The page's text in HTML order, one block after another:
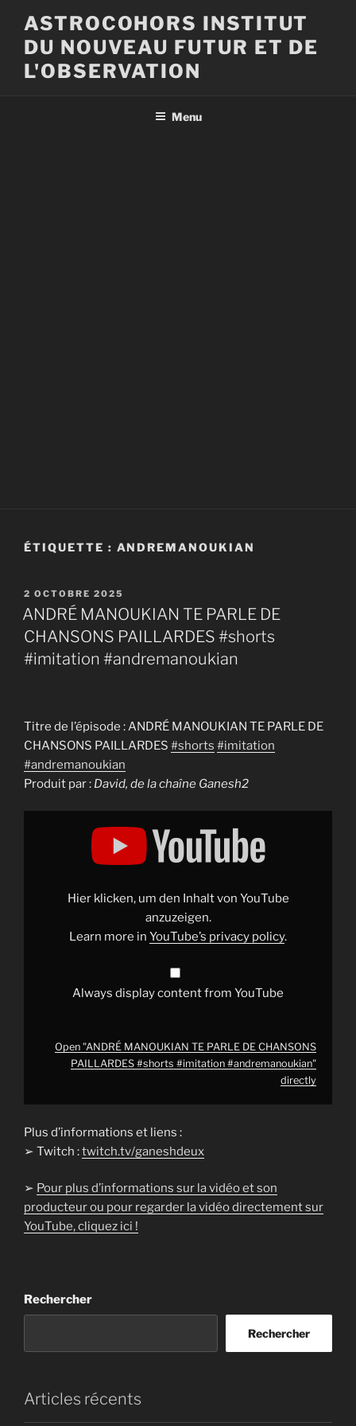
contenu
principal
ASTROCOHORS INSTITUT
DU NOUVEAU FUTUR ET DE
L'OBSERVATION
Menu
ÉTIQUETTE : ANDREMANOUKIAN
PUBLIÉ
LE
2 OCTOBRE 2025
ANDRÉ MANOUKIAN TE PARLE DE
CHANSONS PAILLARDES #shorts
#imitation #andremanoukian
Titre de l’épisode : ANDRÉ MANOUKIAN TE PARLE DE
CHANSONS PAILLARDES #shorts #imitation
#andremanoukian
Produit par : David, de la chaîne Ganesh2
Display
MANOUKIAN
PAILLARDESHier klicken, um den Inhalt von YouTube
anzuzeigen.
Learn more in YouTube’s privacy policy.
Always display content from YouTube
Open "ANDRÉ MANOUKIAN TE PARLE DE CHANSONS
PAILLARDES #shorts #imitation #andremanoukian"
directly
Plus d’informations et liens :
➢ Twitch :twitch.tv/ganeshdeux
➢ Pour plus d’informations sur la vidéo et son
producteur ou pour regarder la vidéo directement sur
YouTube, cliquez ici !
Rechercher
Rechercher
Articles récents